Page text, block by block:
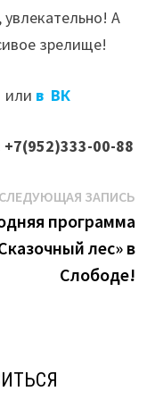
А
зрелище!
в ВК
00-88
СЛЕДУЮЩАЯ ЗАПИСЬ
программа
лес» в
Слободе!